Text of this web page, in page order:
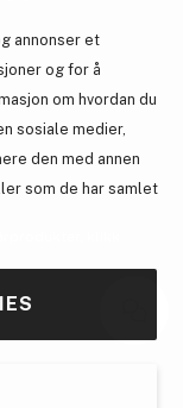
annonser et
og for å
om hvordan du
sosiale medier,
den med annen
som de har samlet